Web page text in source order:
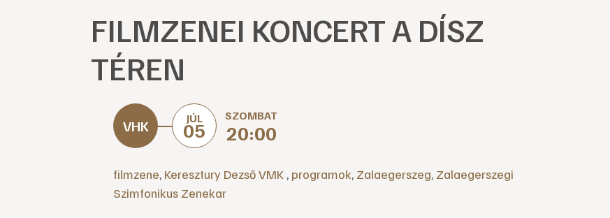
FILMZENEI KONCERT A DÍSZ
TÉREN
JÚL
05
SZOMBAT
20:00
filmzene, Keresztury Dezső VMK , programok, Zalaegerszeg, Zalaegerszegi
Szimfonikus Zenekar